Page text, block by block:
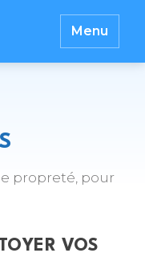
Menu
propreté, pour
VOS